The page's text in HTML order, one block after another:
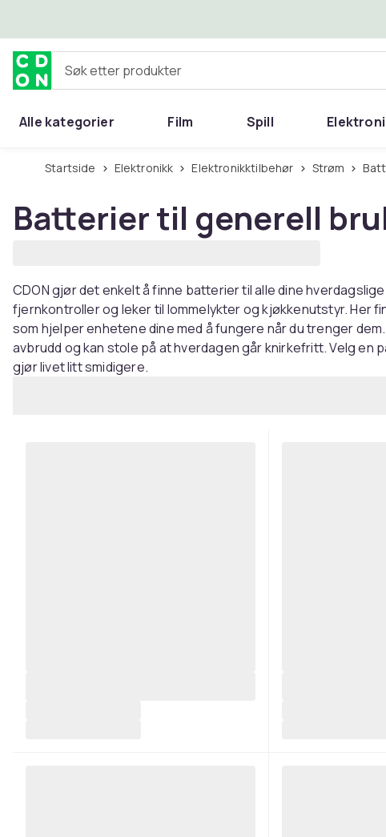
Søk etter produkter
Alle kategorier Film Spill
Startside Elektronikk Elektronikktilbehør Strøm
Batterier til generell
CDON gjør det enkelt å finne batterier til alle dine
fjernkontroller og leker til lommelykter og kjøkkenutstyr. Her
som hjelper enhetene dine med å fungere når du trenger
avbrudd og kan stole på at hverdagen går knirkefritt. Velg en
gjør livet litt smidigere.